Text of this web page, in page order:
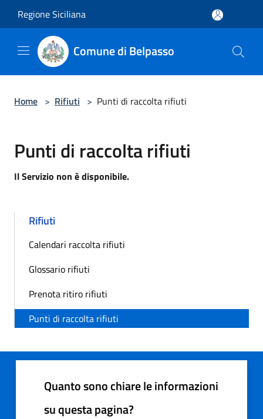
Regione Siciliana
Comune di Belpasso
Home > Rifiuti > Punti di raccolta rifiuti
Punti di raccolta rifiuti
Il Servizio non è disponibile.
Rifiuti
Calendari raccolta rifiuti
Glossario rifiuti
Prenota ritiro rifiuti
Punti di raccolta rifiuti
Quanto sono chiare le informazioni
su questa pagina?